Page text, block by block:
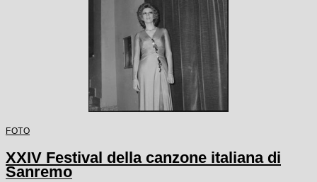
FOTO
XXIV Festival della canzone italiana di
Sanremo